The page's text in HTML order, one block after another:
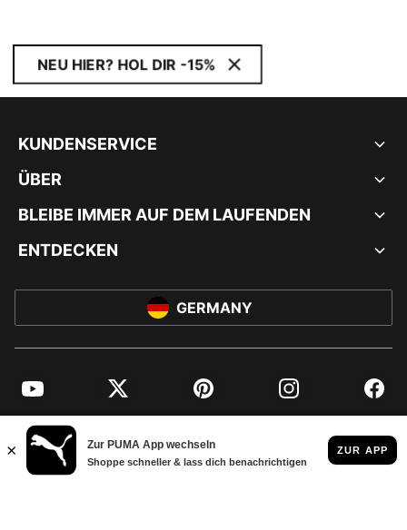
NEU HIER? HOL DIR -15%
KUNDENSERVICE
ÜBER
BLEIBE IMMER AUF DEM LAUFENDEN
ENTDECKEN
GERMANY
YouTube Twitter Pinterest Instagram
© PUMA EUROPE GMBH, 2026. ALLE RECHTE VORBEHALTEN
IMPRESSUM UND RECHTLICHE HINWEISE